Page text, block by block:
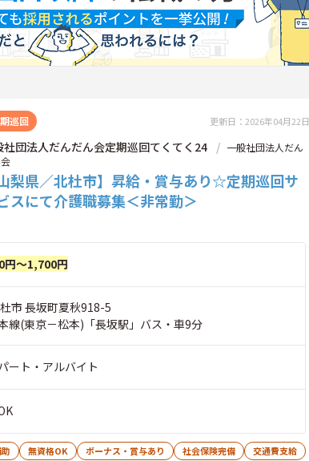
巡回 更新日：2026年04月22日
社団法人だんだん会定期巡回てくてく24
一般社団法人だん
山梨県／北杜市】昇給・賞与あり☆定期巡回サ
スにて介護職募集＜非常勤＞
円～1,700円
市 長坂町夏秋918-5
線(東京－松本)「長坂駅」バス・車9分
ート・アルバイト
無資格OK ボーナス・賞与あり 社会保険完備
交通費支給